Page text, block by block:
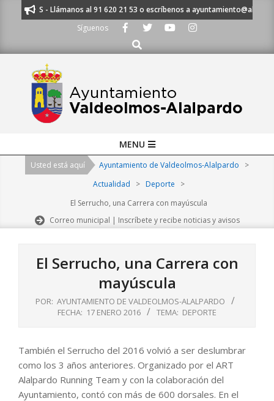
- Llámanos al 91 620 21 53 o escríbenos a
Síguenos
Buscar
Navigation
MENU
Usted está aquí Ayuntamiento de Valdeolmos-Alalpardo
>
Actualidad
> Deporte
>
El Serrucho, una Carrera con mayúscula
Correo municipal | Inscríbete y recibe noticias y avisos
El Serrucho, una Carrera con
mayúscula
POR: AYUNTAMIENTO DE VALDEOLMOS-ALALPARDO
FECHA: 17 ENERO 2016 TEMA: DEPORTE
También el Serrucho del 2016 volvió a ser deslumbrar
como los 3 años anteriores. Organizado por el ART
Alalpardo Running Team y con la colaboración del
Ayuntamiento, contó con más de 600 dorsales. En el